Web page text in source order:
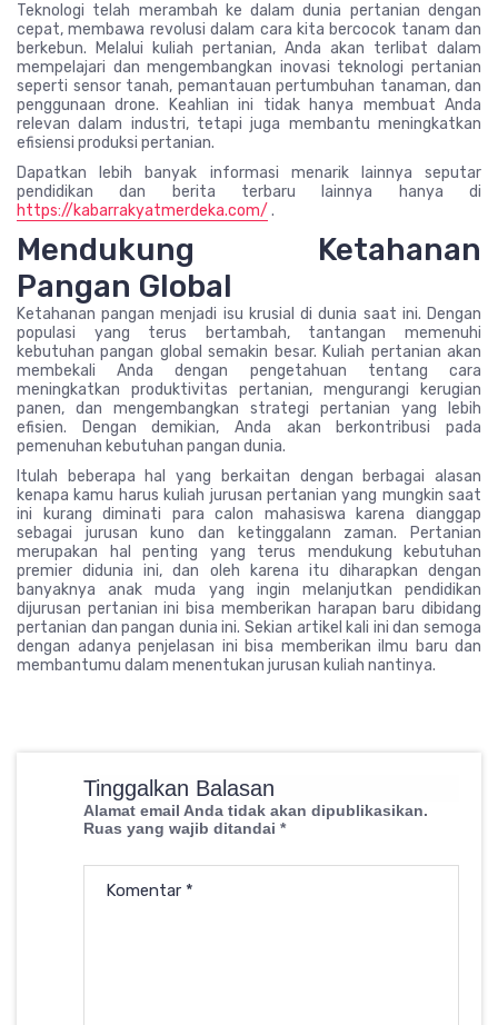
Teknologi telah merambah ke dalam dunia pertanian dengan
cepat, membawa revolusi dalam cara kita bercocok tanam dan
berkebun. Melalui kuliah pertanian, Anda akan terlibat dalam
mempelajari dan mengembangkan inovasi teknologi pertanian
seperti sensor tanah, pemantauan pertumbuhan tanaman, dan
penggunaan drone. Keahlian ini tidak hanya membuat Anda
relevan dalam industri, tetapi juga membantu meningkatkan
efisiensi produksi pertanian.
Dapatkan lebih banyak informasi menarik lainnya seputar
pendidikan dan berita terbaru lainnya hanya di
https://kabarrakyatmerdeka.com/ .
Mendukung Ketahanan
Pangan Global
Ketahanan pangan menjadi isu krusial di dunia saat ini. Dengan
populasi yang terus bertambah, tantangan memenuhi
kebutuhan pangan global semakin besar. Kuliah pertanian akan
membekali Anda dengan pengetahuan tentang cara
meningkatkan produktivitas pertanian, mengurangi kerugian
panen, dan mengembangkan strategi pertanian yang lebih
efisien. Dengan demikian, Anda akan berkontribusi pada
pemenuhan kebutuhan pangan dunia.
Itulah beberapa hal yang berkaitan dengan berbagai alasan
kenapa kamu harus kuliah jurusan pertanian yang mungkin saat
ini kurang diminati para calon mahasiswa karena dianggap
sebagai jurusan kuno dan ketinggalann zaman. Pertanian
merupakan hal penting yang terus mendukung kebutuhan
premier didunia ini, dan oleh karena itu diharapkan dengan
banyaknya anak muda yang ingin melanjutkan pendidikan
dijurusan pertanian ini bisa memberikan harapan baru dibidang
pertanian dan pangan dunia ini. Sekian artikel kali ini dan semoga
dengan adanya penjelasan ini bisa memberikan ilmu baru dan
membantumu dalam menentukan jurusan kuliah nantinya.
Tinggalkan Balasan
Alamat email Anda tidak akan dipublikasikan.
Ruas yang wajib ditandai *
Komentar *